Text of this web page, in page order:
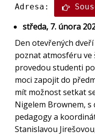
Adresa:
středa, 7. února
Den otevřených
poznat atmosféru ve
provedou studenti
moci zapojit do
mít možnost setkat
Nigelem Brownem, s
pedagogy a
Stanislavou